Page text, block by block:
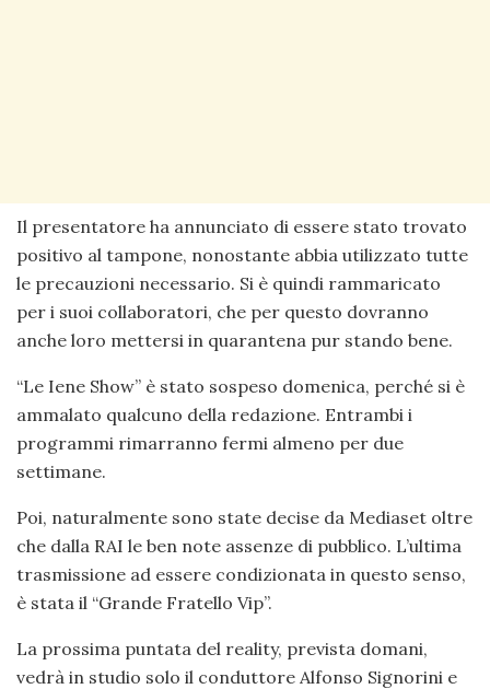
Il presentatore ha annunciato di essere stato trovato
positivo al tampone, nonostante abbia utilizzato tutte
le precauzioni necessario. Si è quindi rammaricato
per i suoi collaboratori, che per questo dovranno
anche loro mettersi in quarantena pur stando bene.
“Le Iene Show” è stato sospeso domenica, perché si è
ammalato qualcuno della redazione. Entrambi i
programmi rimarranno fermi almeno per due
settimane.
Poi, naturalmente sono state decise da Mediaset oltre
che dalla RAI le ben note assenze di pubblico. L’ultima
trasmissione ad essere condizionata in questo senso,
è stata il “Grande Fratello Vip”.
La prossima puntata del reality, prevista domani,
vedrà in studio solo il conduttore Alfonso Signorini e